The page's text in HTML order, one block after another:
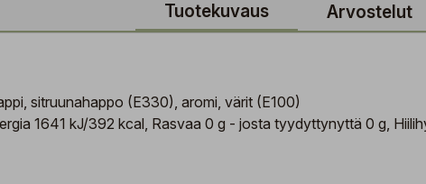
Tuotekuvaus Arvostelut
sitruunahappo (E330), aromi, värit (E100)
1641 kJ/392 kcal, Rasvaa 0 g - josta tyydyttynyttä 0 g,